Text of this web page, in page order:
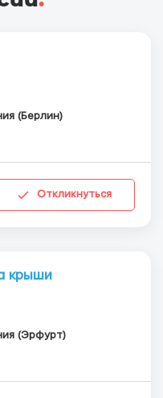
(Берлин)
Откликнуться
крыши
(Эрфурт)